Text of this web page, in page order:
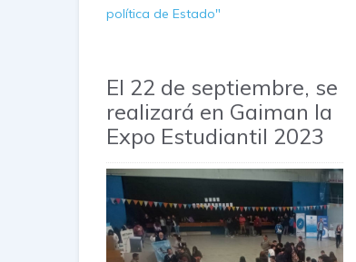
política de Estado"
El 22 de septiembre, se
realizará en Gaiman la
Expo Estudiantil 2023